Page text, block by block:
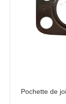
Pochette de